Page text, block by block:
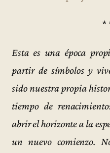
*
Esta es una época
partir de símbolos y
sido nuestra propia
tiempo de
abrir el horizonte a la
un nuevo comienzo.